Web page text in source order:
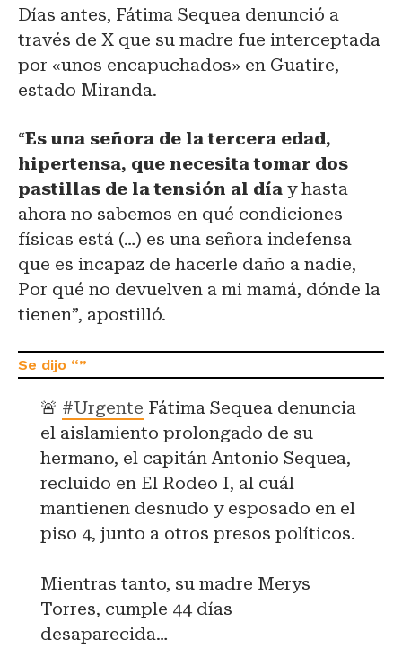
Días antes, Fátima Sequea denunció a
través de X que su madre fue interceptada
por «unos encapuchados» en Guatire,
estado Miranda.
“Es una señora de la tercera edad,
hipertensa, que necesita tomar dos
pastillas de la tensión al día y hasta
ahora no sabemos en qué condiciones
físicas está (…) es una señora indefensa
que es incapaz de hacerle daño a nadie,
Por qué no devuelven a mi mamá, dónde la
tienen”, apostilló.
🚨 #Urgente Fátima Sequea denuncia
el aislamiento prolongado de su
hermano, el capitán Antonio Sequea,
recluido en El Rodeo I, al cuál
mantienen desnudo y esposado en el
piso 4, junto a otros presos políticos.
Mientras tanto, su madre Merys
Torres, cumple 44 días
desaparecida…